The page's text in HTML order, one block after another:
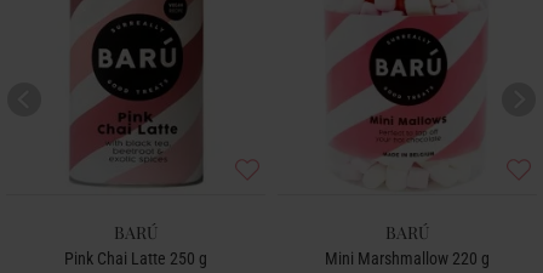
BARÚ
Pink Chai Latte 250 g
BARÚ
Mini Marshmallow 220 g